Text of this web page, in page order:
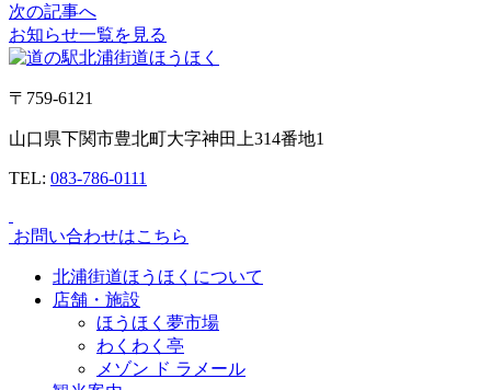
次の記事へ
お知らせ一覧を見る
〒759-6121
山口県下関市豊北町大字神田上314番地1
TEL: 083-786-0111
お問い合わせはこちら
北浦街道ほうほくについて
店舗・施設
ほうほく夢市場
わくわく亭
メゾン ド ラメール